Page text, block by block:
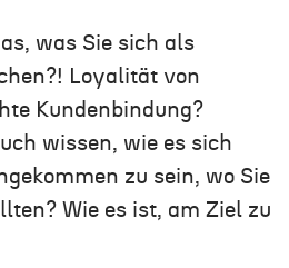
was Sie sich als
Loyalität von
Kundenbindung?
wissen, wie es sich
zu sein, wo Sie
Wie es ist, am Ziel zu